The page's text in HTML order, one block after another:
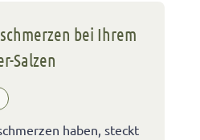
bei Ihrem
Salzen
haben, steckt